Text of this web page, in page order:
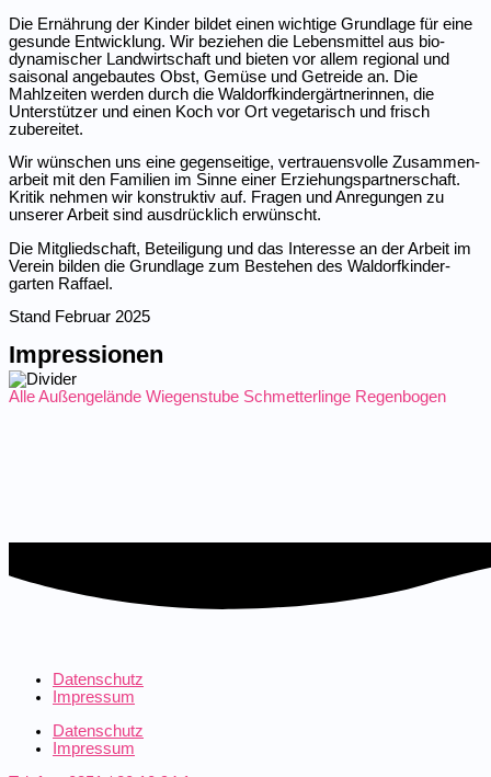
Die Ernährung der Kinder bildet einen wichtige Grundlage für eine
gesunde Entwicklung. Wir beziehen die Lebens­mittel aus bio-
dynami­scher Landwirt­schaft und bieten vor allem regional und
saisonal angebautes Obst, Gemüse und Getreide an. Die
Mahlzeiten werden durch die Waldorf­kin­der­gärt­ne­rinnen, die
Unter­stützer und einen Koch vor Ort vegeta­risch und frisch
zubereitet.
Wir wünschen uns eine gegen­seitige, vertrau­ens­volle Zusam­men­
arbeit mit den Familien im Sinne einer Erzie­hungs­part­ner­schaft.
Kritik nehmen wir konstruktiv auf. Fragen und Anregungen zu
unserer Arbeit sind ausdrücklich erwünscht.
Die Mitglied­schaft, Betei­ligung und das Interesse an der Arbeit im
Verein bilden die Grundlage zum Bestehen des Waldorf­kin­der­
garten Raffael.
Stand Februar 2025
Impressionen
AlleAußen­ge­lände Wiegen­stube Schmet­ter­linge Regen­bogen
Datenschutz
Impressum
Datenschutz
Impressum